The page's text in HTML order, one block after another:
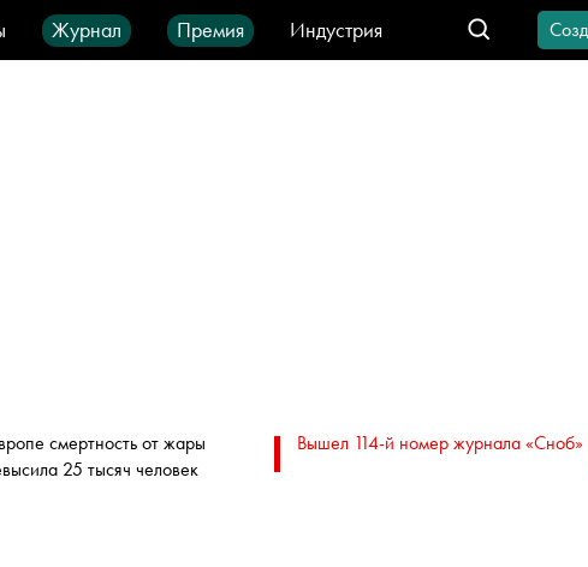
Журнал Премия
Индустрия
Город IT-продукты
смертность от жары
25 тысяч человек
Вышел 114-й номер журнала «Сноб»